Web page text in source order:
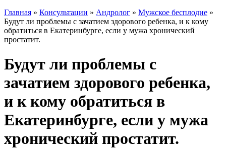
Главная » Консультации » Андролог » Мужское бесплодие »
Будут ли проблемы с зачатием здорового ребенка, и к кому
обратиться в Екатеринбурге, если у мужа хронический
простатит.
Будут ли проблемы с
зачатием здорового ребенка,
и к кому обратиться в
Екатеринбурге, если у мужа
хронический простатит.